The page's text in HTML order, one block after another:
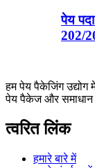
पेय
202/
हम पेय पैकेजिंग उद्योग
पेय पैकेज और
त्वरित लिंक
हमारे बारे में